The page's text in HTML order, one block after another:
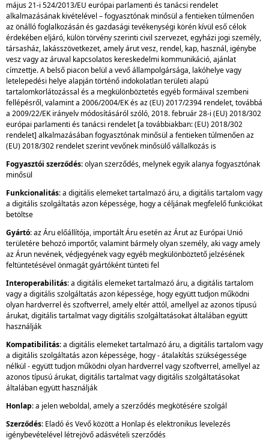
május 21-i 524/2013/EU európai parlamenti és tanácsi rendelet
alkalmazásának kivételével – fogyasztónak minősül a fentieken túlmenően
az önálló foglalkozásán és gazdasági tevékenységi körén kívül eső célok
érdekében eljáró, külön törvény szerinti civil szervezet, egyházi jogi személy,
társasház, lakásszövetkezet, amely árut vesz, rendel, kap, használ, igénybe
vesz vagy az áruval kapcsolatos kereskedelmi kommunikáció, ajánlat
címzettje. A belső piacon belül a vevő állampolgársága, lakóhelye vagy
letelepedési helye alapján történő indokolatlan területi alapú
tartalomkorlátozással és a megkülönböztetés egyéb formáival szembeni
fellépésről, valamint a 2006/2004/EK és az (EU) 2017/2394 rendelet, továbbá
a 2009/22/EK irányelv módosításáról szóló, 2018. február 28-i (EU) 2018/302
európai parlamenti és tanácsi rendelet [a továbbiakban: (EU) 2018/302
rendelet] alkalmazásában fogyasztónak minősül a fentieken túlmenően az
(EU) 2018/302 rendelet szerint vevőnek minősülő vállalkozás is
Fogyasztói szerződés: olyan szerződés, melynek egyik alanya fogyasztónak
minősül
Funkcionalitás: a digitális elemeket tartalmazó áru, a digitális tartalom vagy
a digitális szolgáltatás azon képessége, hogy a céljának megfelelő funkciókat
betöltse
Gyártó: az Áru előállítója, importált Áru esetén az Árut az Európai Unió
területére behozó importőr, valamint bármely olyan személy, aki vagy amely
az Árun nevének, védjegyének vagy egyéb megkülönböztető jelzésének
feltüntetésével önmagát gyártóként tünteti fel
Interoperabilitás: a digitális elemeket tartalmazó áru, a digitális tartalom
vagy a digitális szolgáltatás azon képessége, hogy együtt tudjon működni
olyan hardverrel és szoftverrel, amely eltér attól, amellyel az azonos típusú
árukat, digitális tartalmat vagy digitális szolgáltatásokat általában együtt
használják
Kompatibilitás: a digitális elemeket tartalmazó áru, a digitális tartalom vagy
a digitális szolgáltatás azon képessége, hogy - átalakítás szükségessége
nélkül - együtt tudjon működni olyan hardverrel vagy szoftverrel, amellyel az
azonos típusú árukat, digitális tartalmat vagy digitális szolgáltatásokat
általában együtt használják
Honlap: a jelen weboldal, amely a szerződés megkötésére szolgál
Szerződés: Eladó és Vevő között a Honlap és elektronikus levelezés
igénybevételével létrejövő adásvételi szerződés